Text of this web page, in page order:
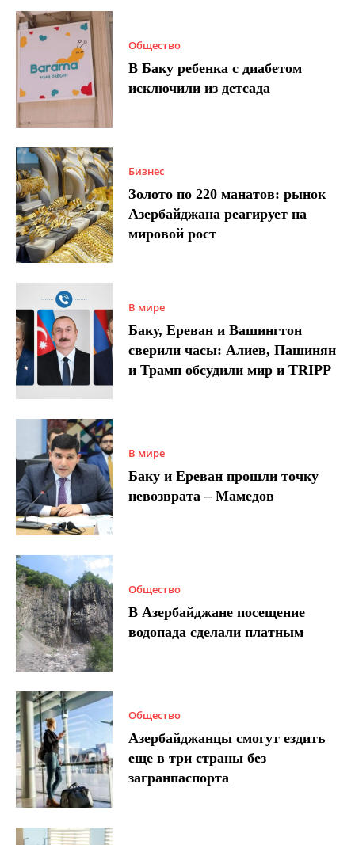
Общество
В Баку ребенка с диабетом
исключили из детсада
Бизнес
Золото по 220 манатов: рынок
Азербайджана реагирует на
мировой рост
В мире
Баку, Ереван и Вашингтон
сверили часы: Алиев, Пашинян
и Трамп обсудили мир и TRIPP
В мире
Баку и Ереван прошли точку
невозврата – Мамедов
Общество
В Азербайджане посещение
водопада сделали платным
Общество
Азербайджанцы смогут ездить
еще в три страны без
загранпаспорта